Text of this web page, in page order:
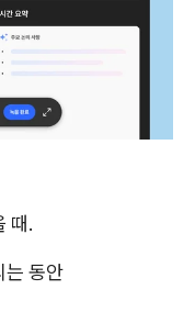
때.
는 동안